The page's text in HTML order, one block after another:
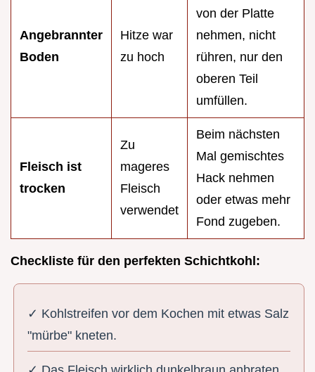
Angebrannter
Boden
Hitze war
zu hoch
von der Platte
nehmen, nicht
rühren, nur den
oberen Teil
umfüllen.
Fleisch ist
trocken
Zu
mageres
Fleisch
verwendet
Beim nächsten
Mal gemischtes
Hack nehmen
oder etwas mehr
Fond zugeben.
Checkliste für den perfekten Schichtkohl:
✓ Kohlstreifen vor dem Kochen mit etwas Salz
"mürbe" kneten.